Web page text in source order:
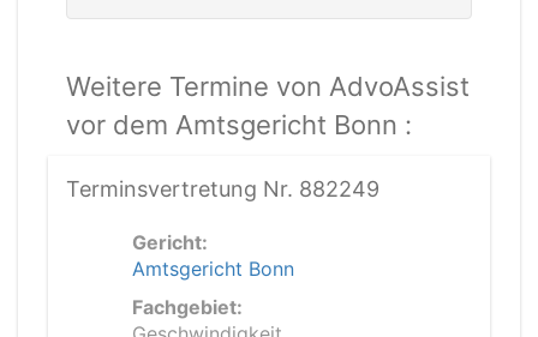
Weitere Termine von AdvoAssist
vor dem Amtsgericht Bonn :
Terminsvertretung Nr. 882249
Gericht:
Amtsgericht Bonn
Fachgebiet: